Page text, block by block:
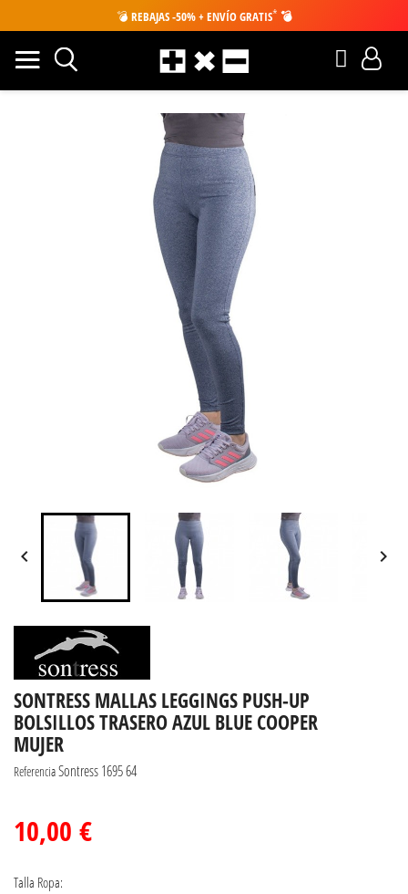
💣 REBAJAS -50% + ENVÍO GRATIS* 💣
 
SONTRESS MALLAS LEGGINGS PUSH-UP
BOLSILLOS TRASERO AZUL BLUE COOPER
MUJER
ReferenciaSontress 1695 64
10,00 €
Talla Ropa: